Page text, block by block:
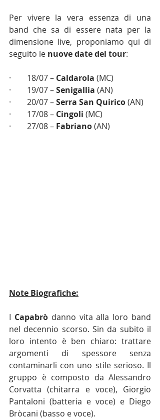
Per vivere la vera essenza di una
band che sa di essere nata per la
dimensione live, proponiamo qui di
seguito le nuove date del tour:
·        18/07 – Caldarola (MC)
·        19/07 – Senigallia (AN)
·        20/07 – Serra San Quirico (AN)
·        17/08 – Cingoli (MC)
·        27/08 – Fabriano (AN)
Note Biografiche:
I Capabrò danno vita alla loro band
nel decennio scorso. Sin da subito il
loro intento è ben chiaro: trattare
argomenti di spessore senza
contaminarli con uno stile serioso. Il
gruppo è composto da Alessandro
Corvatta (chitarra e voce), Giorgio
Pantaloni (batteria e voce) e Diego
Bròcani (basso e voce).